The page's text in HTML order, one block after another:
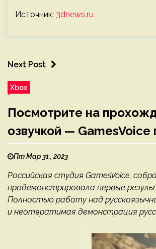
Источник: 3dnews.ru
Next Post
Xbox
Посмотрите на
озвучкой —
Пт Мар 31 , 2023
Российская студия GamesVoice,
продемонстрировала первые
Полностью работу над
и неотвратимая демонстрация